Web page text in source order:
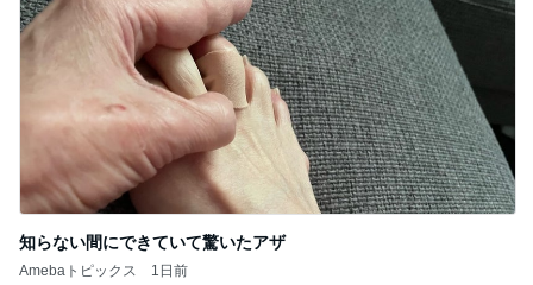
知らない間にできていて驚いたアザ
Amebaトピックス 1日前